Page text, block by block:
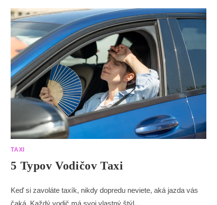
TAXI
5 Typov Vodičov Taxi
Keď si zavoláte taxík, nikdy dopredu neviete, aká jazda vás
čaká. Každý vodič má svoj vlastný štýl...